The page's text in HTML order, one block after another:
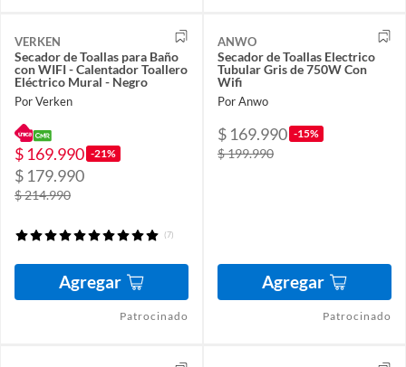
VERKEN
Secador de Toallas para Baño
con WIFI - Calentador Toallero
Eléctrico Mural - Negro
Por Verken
$ 169.990 -21%
$ 179.990
$ 214.990
(7)
Agregar
Patrocinado
ANWO
Secador de Toallas Electrico
Tubular Gris de 750W Con
Wifi
Por Anwo
$ 169.990 -15%
$ 199.990
Agregar
Patrocinado